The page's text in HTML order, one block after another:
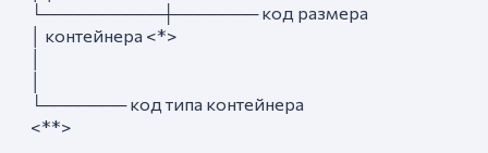
└──────────┼─────── код размера
│ контейнера <*>
└─────── код типа контейнера
<**>